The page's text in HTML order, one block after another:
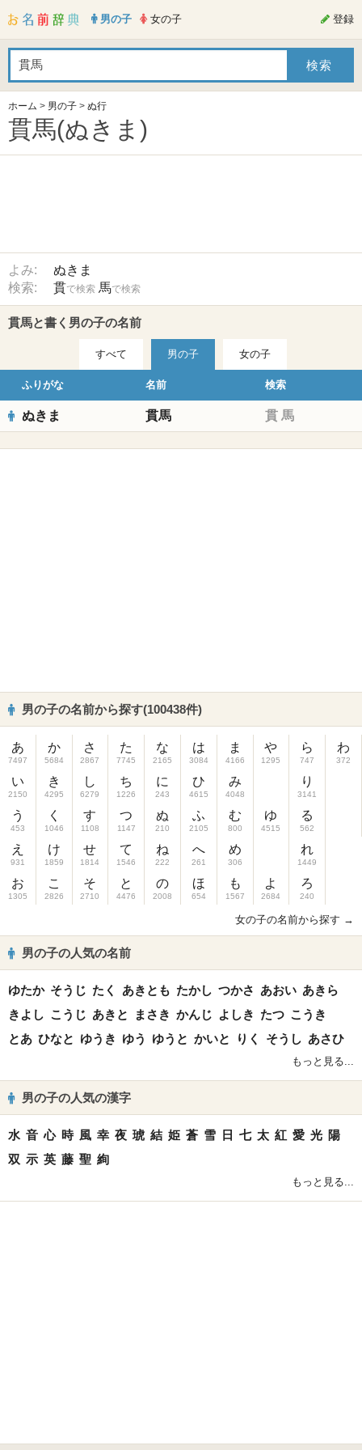
男の子 女の子 登録
ホーム > 男の子 > ぬ行
貫馬(ぬきま)
よみ:
ぬきま
検索:
貫で検索 馬で検索
貫馬と書く男の子の名前
すべて 男の子 女の子
ふりがな 名前 検索
ぬきま 貫馬 貫 馬
男の子の名前から探す(100438件)
あ
7497
い
2150
う
453
え
931
お
1305
か
5684
き
4295
く
1046
け
1859
こ
2826
さ
2867
し
6279
す
1108
せ
1814
そ
2710
た
7745
ち
1226
つ
1147
て
1546
と
4476
な
2165
に
243
ぬ
210
ね
222
の
2008
は
3084
ひ
4615
ふ
2105
へ
261
ほ
654
ま
4166
み
4048
む
800
め
306
も
1567
や
1295
ゆ
4515
よ
2684
ら
747
り
3141
る
562
れ
1449
ろ
240
わ
372
女の子の名前から探す →
男の子の人気の名前
ゆたか そうじ たく あきとも たかし つかさ あおい あきら
きよし こうじ あきと まさき かんじ よしき たつ こうき
とあ ひなと ゆうき ゆう ゆうと かいと りく そうし あさひ
もっと見る...
男の子の人気の漢字
水 音 心 時 風 幸 夜 琥 結 姫 蒼 雪 日 七 太 紅 愛 光 陽
双 示 英 藤 聖 絢
もっと見る...